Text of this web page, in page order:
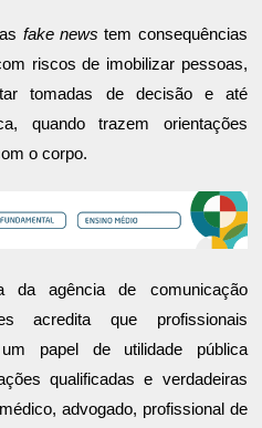
fake news tem consequências
riscos de imobilizar pessoas,
tomadas de decisão e até
quando trazem orientações
o corpo.
da agência de comunicação
acredita que profissionais
um papel de utilidade pública
qualificadas e verdadeiras
advogado, profissional de